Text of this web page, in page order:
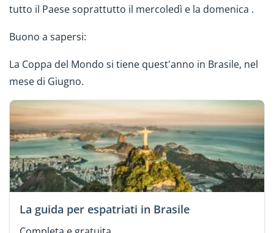
tutto il Paese soprattutto il mercoledì e la domenica .
Buono a sapersi:
La Coppa del Mondo si tiene quest'anno in Brasile, nel
mese di Giugno.
La guida per espatriati in Brasile